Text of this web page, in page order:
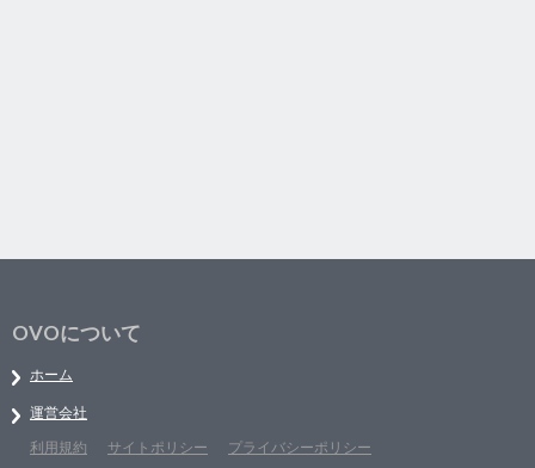
OVOについて
ホーム
運営会社
利用規約
サイトポリシー プライバシーポリシー